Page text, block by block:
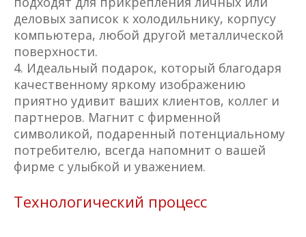
деловых записок к холодильнику, корпусу
компьютера, любой другой металлической
поверхности.
Идеальный подарок, который благодаря
качественному яркому изображению
приятно удивит ваших клиентов, коллег и
партнеров. Магнит с фирменной
символикой, подаренный потенциальному
потребителю, всегда напомнит о вашей
фирме с улыбкой и уважением.
Технологический процесс